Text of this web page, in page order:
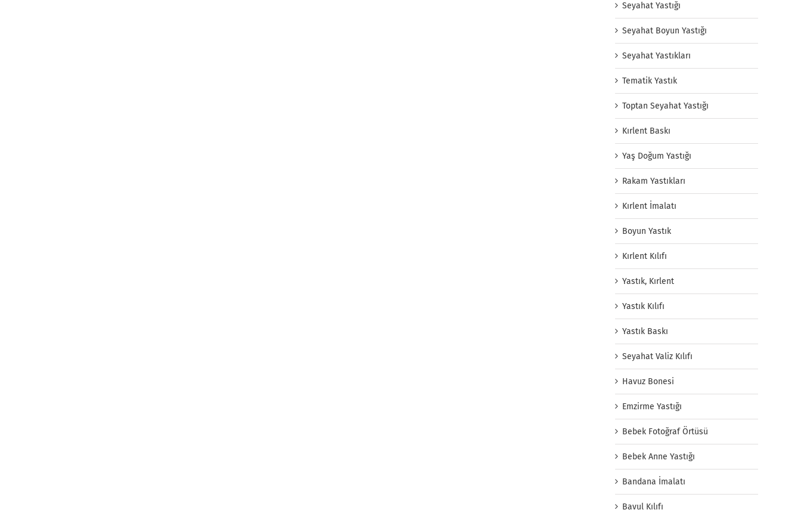
Seyahat Yastığı
Seyahat Boyun Yastığı
Seyahat Yastıkları
Tematik Yastık
Toptan Seyahat Yastığı
Kırlent Baskı
Yaş Doğum Yastığı
Rakam Yastıkları
Kırlent İmalatı
Boyun Yastık
Kırlent Kılıfı
Yastık, Kırlent
Yastık Kılıfı
Yastık Baskı
Seyahat Valiz Kılıfı
Havuz Bonesi
Emzirme Yastığı
Bebek Fotoğraf Örtüsü
Bebek Anne Yastığı
Bandana İmalatı
Bavul Kılıfı